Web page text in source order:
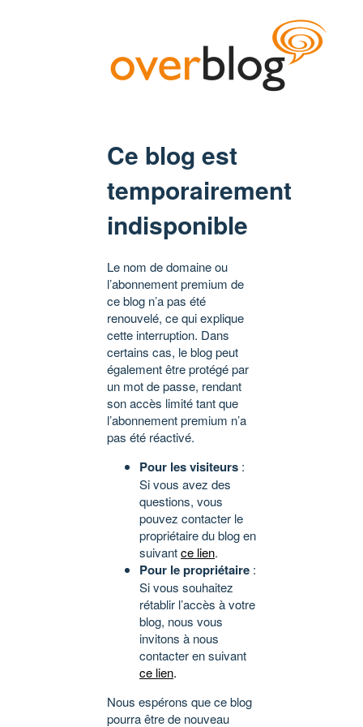
Ce blog est
temporairement
indisponible
Le nom de domaine ou
l’abonnement premium de
ce blog n’a pas été
renouvelé, ce qui explique
cette interruption. Dans
certains cas, le blog peut
également être protégé par
un mot de passe, rendant
son accès limité tant que
l’abonnement premium n’a
pas été réactivé.
Pour les visiteurs :
Si vous avez des
questions, vous
pouvez contacter le
propriétaire du blog en
suivantce lien.
Pour le propriétaire :
Si vous souhaitez
rétablir l’accès à votre
blog, nous vous
invitons à nous
contacter en suivant
ce lien.
Nous espérons que ce blog
pourra être de nouveau